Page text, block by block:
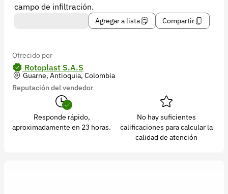
campo de infiltración.
Agregar a lista Compartir
Ofrecido por
Rotoplast S.A.S
Guarne, Antioquia, Colombia
Reputación del vendedor
Responde rápido,
aproximadamente en 23 horas.
No hay suficientes
calificaciones para calcular la
calidad de atención
+57 323 2931928
© 2026 Croper.com Todos los derechos reservados
Versión 5.45.0
Síguenos